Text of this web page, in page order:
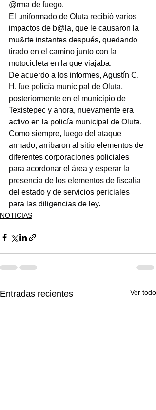
@rma de fuego.
El uniformado de Oluta recibió varios
impactos de b@la, que le causaron la
mu&rte instantes después, quedando
tirado en el camino junto con la
motocicleta en la que viajaba.
De acuerdo a los informes, Agustín C.
H. fue policía municipal de Oluta,
posteriormente en el municipio de
Texistepec y ahora, nuevamente era
activo en la policía municipal de Oluta.
Como siempre, luego del ataque
armado, arribaron al sitio elementos de
diferentes corporaciones policiales
para acordonar el área y esperar la
presencia de los elementos de fiscalía
del estado y de servicios periciales
para las diligencias de ley.
NOTICIAS
Entradas recientes Ver todo